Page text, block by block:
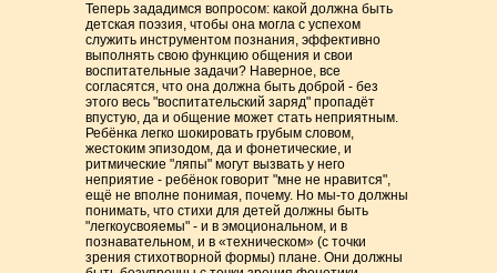
Теперь зададимся вопросом: какой должна быть
детская поэзия, чтобы она могла с успехом
служить инструментом познания, эффективно
выполнять свою функцию общения и свои
воспитательные задачи? Наверное, все
согласятся, что она должна быть доброй - без
этого весь "воспитательский заряд" пропадёт
впустую, да и общение может стать неприятным.
Ребёнка легко шокировать грубым словом,
жестоким эпизодом, да и фонетические, и
ритмические "ляпы" могут вызвать у него
неприятие - ребёнок говорит "мне не нравится",
ещё не вполне понимая, почему. Но мы-то должны
понимать, что стихи для детей должны быть
"легкоусвояемы" - и в эмоциональном, и в
познавательном, и в «техническом» (с точки
зрения стихотворной формы) плане. Они должны